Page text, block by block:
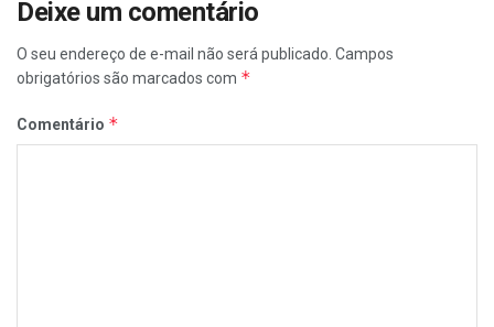
Deixe um comentário
O seu endereço de e-mail não será publicado. Campos
obrigatórios são marcados com *
Comentário *